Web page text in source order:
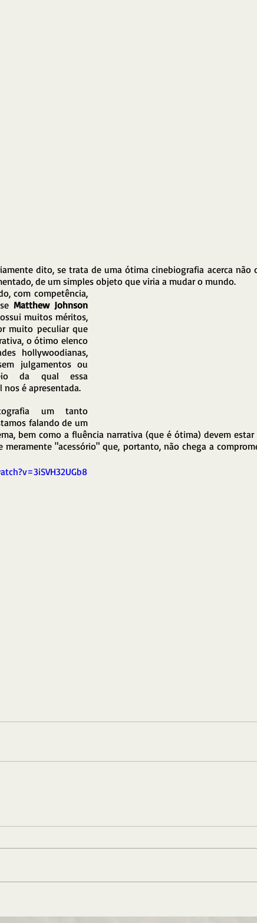
dito, se trata de uma ótima cinebiografia acerca não
de um simples objeto que viria a mudar o mundo.
com competência,
Matthew Johnson
muitos méritos,
muito peculiar que
o ótimo elenco
hollywoodianas,
julgamentos ou
da qual essa
é apresentada.
um tanto
falando de um
bem como a fluência narrativa (que é ótima) devem
meramente "acessório" que, portanto, não chega a